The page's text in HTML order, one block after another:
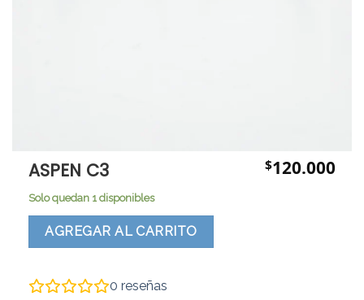
ASPEN C3 $120.000
Solo quedan 1 disponibles
AGREGAR AL CARRITO
0 reseñas